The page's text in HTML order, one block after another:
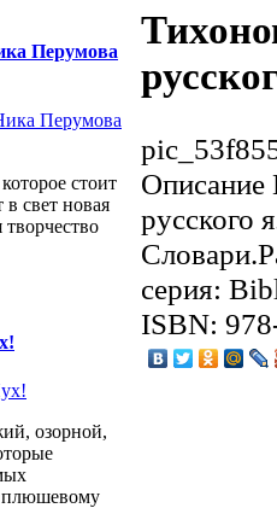
Перумова
стоит
свет новая
творчество
озорной,
плюшевому
Описание
русского
серия:
ISBN: